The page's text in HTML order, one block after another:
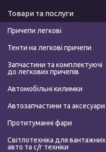
Товари та послуги
Причепи легкові
Тенти на легкові причепи
Запчастини та комплектуючі
до легкових причепів
Автомобільні килимки
Автозапчастини та аксесуари
Протитуманні фари
Світлотехніка для вантажних
авто та с/г техніки